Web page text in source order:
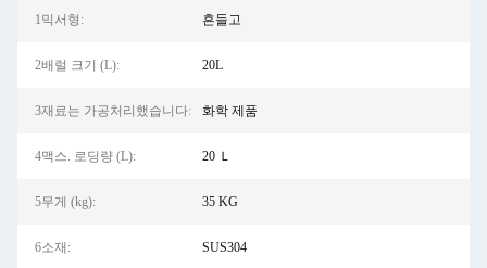
1믹서형: 흔들고
2배럴 크기 (L): 20L
3재료는 가공처리했습니다: 화학 제품
4맥스. 로딩량 (L): 20 Ｌ
5무게 (kg): 35 KG
6소재: SUS304